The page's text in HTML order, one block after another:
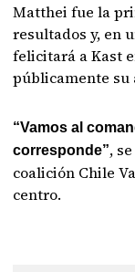
Matthei fue la
resultados y, en
felicitará a Kast
públicamente su
“Vamos al
corresponde”,
coalición Chile
centro.